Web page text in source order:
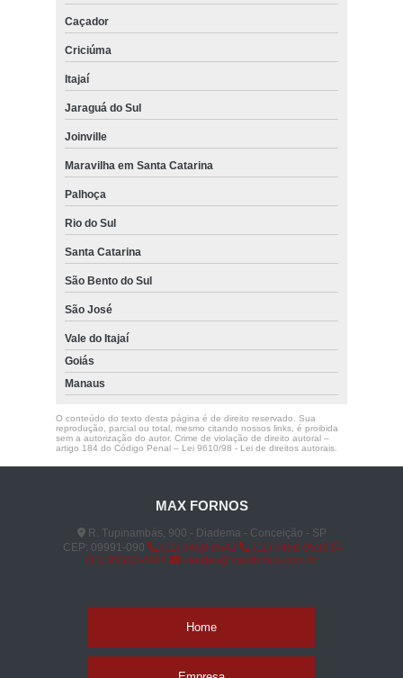
Caçador
Criciúma
Itajaí
Jaraguá do Sul
Joinville
Maravilha em Santa Catarina
Palhoça
Rio do Sul
Santa Catarina
São Bento do Sul
São José
Vale do Itajaí
Goiás
Manaus
O conteúdo do texto desta página é de direito reservado. Sua
reprodução, parcial ou total, mesmo citando nossos links, é proibida
sem a autorização do autor. Crime de violação de direito autoral –
artigo 184 do Código Penal – Lei 9610/98 - Lei de direitos autorais.
MAX FORNOS
R. Tupinambás, 900 - Diadema - Conceição - SP
CEP: 09991-090
(11) 3458-0542
(11) 3458-0539
(11) 95383-4994
vendas@maxfornos.com.br
Home